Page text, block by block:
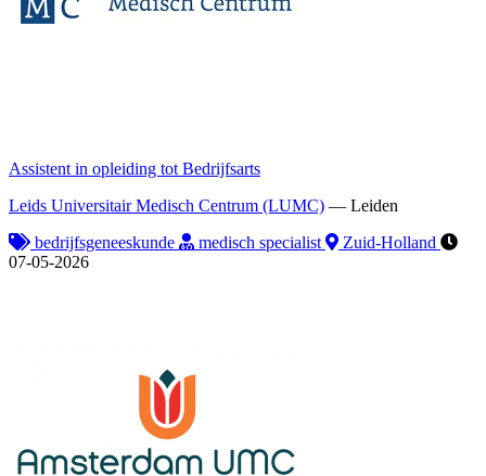
Assistent in opleiding tot Bedrijfsarts
Leids Universitair Medisch Centrum (LUMC) — Leiden
bedrijfsgeneeskunde
medisch specialist
Zuid-Holland
07-05-2026